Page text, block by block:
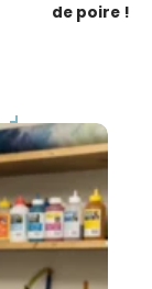
de poire !